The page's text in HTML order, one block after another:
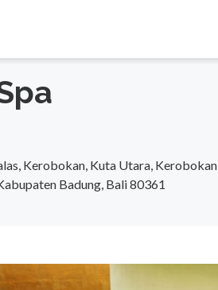
Kerobokan, Kuta Utara, Kerobokan
Badung, Bali 80361